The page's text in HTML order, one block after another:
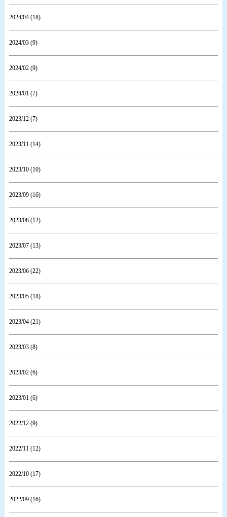
2024/04 (18)
2024/03 (9)
2024/02 (9)
2024/01 (7)
2023/12 (7)
2023/11 (14)
2023/10 (10)
2023/09 (16)
2023/08 (12)
2023/07 (13)
2023/06 (22)
2023/05 (18)
2023/04 (21)
2023/03 (8)
2023/02 (6)
2023/01 (6)
2022/12 (9)
2022/11 (12)
2022/10 (17)
2022/09 (16)